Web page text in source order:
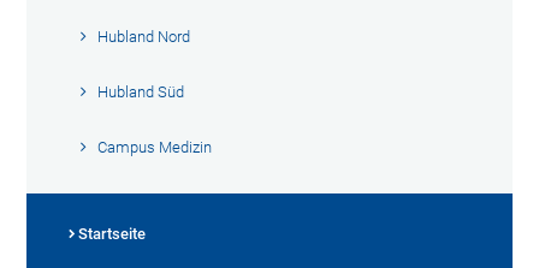
Hubland Nord
Hubland Süd
Campus Medizin
Startseite